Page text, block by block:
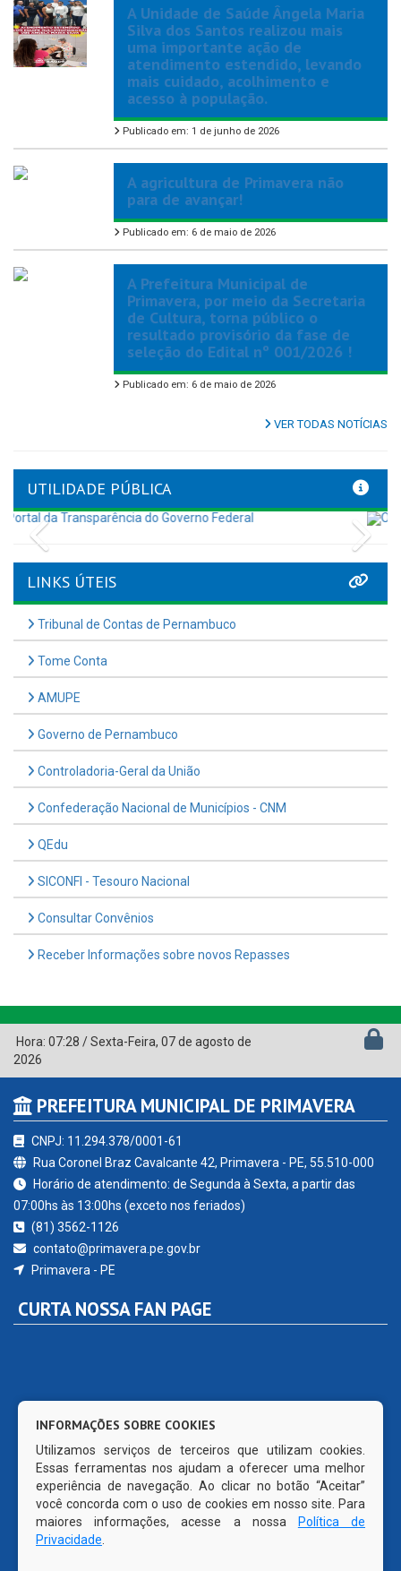
A Unidade de Saúde Ângela Maria
Silva dos Santos realizou mais
uma importante ação de
atendimento estendido, levando
mais cuidado, acolhimento e
acesso à população.
Publicado em: 1 de junho de 2026
A agricultura de Primavera não
para de avançar!
Publicado em: 6 de maio de 2026
A Prefeitura Municipal de
Primavera, por meio da Secretaria
de Cultura, torna público o
resultado provisório da fase de
seleção do Edital nº 001/2026 !
Publicado em: 6 de maio de 2026
VER TODAS NOTÍCIAS
UTILIDADE PÚBLICA
Previous
LINKS ÚTEIS
Tribunal de Contas de Pernambuco
Tome Conta
AMUPE
Governo de Pernambuco
Controladoria-Geral da União
Confederação Nacional de Municípios - CNM
QEdu
SICONFI - Tesouro Nacional
Consultar Convênios
Receber Informações sobre novos Repasses
Hora: 07:28 /Sexta-Feira, 07 de agosto de
2026
PREFEITURA MUNICIPAL DE PRIMAVERA
CNPJ: 11.294.378/0001-61
Rua Coronel Braz Cavalcante 42, Primavera - PE, 55.510-000
Horário de atendimento: de Segunda à Sexta, a partir das
07:00hs às 13:00hs (exceto nos feriados)
(81) 3562-1126
contato@primavera.pe.gov.br
Primavera - PE
CURTA NOSSA FAN PAGE
INFORMAÇÕES SOBRE COOKIES
Utilizamos serviços de terceiros que utilizam cookies.
Essas ferramentas nos ajudam a oferecer uma melhor
experiência de navegação. Ao clicar no botão “Aceitar”
você concorda com o uso de cookies em nosso site. Para
maiores informações, acesse a nossa
Política de
Privacidade